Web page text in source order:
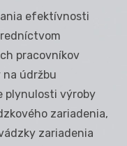
efektívnosti
pracovníkov
na údržbu
plynulosti výroby
zariadenia,
zariadenia